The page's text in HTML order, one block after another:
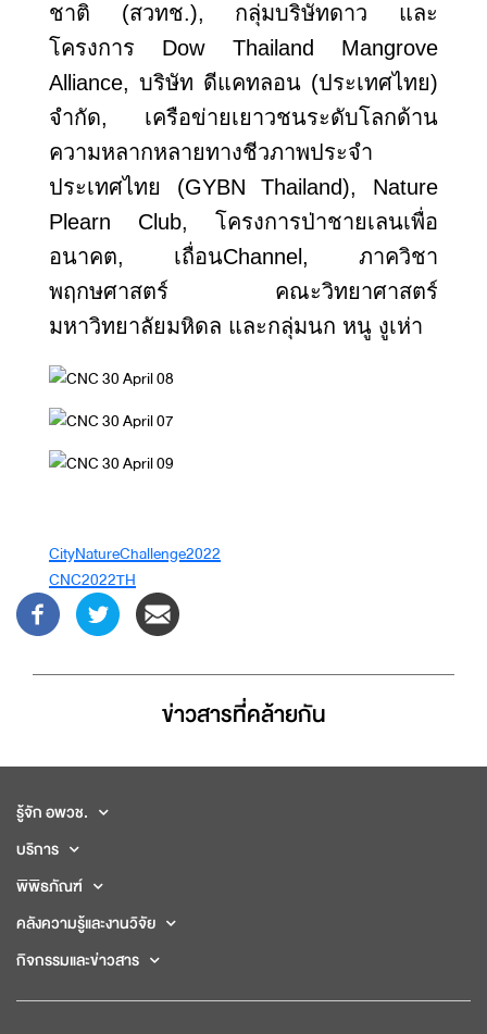
ชาติ (สวทช.), กลุ่มบริษัทดาว และ
โครงการ Dow Thailand Mangrove
Alliance, บริษัท ดีแคทลอน (ประเทศไทย)
จำกัด, เครือข่ายเยาวชนระดับโลกด้าน
ความหลากหลายทางชีวภาพประจำ
ประเทศไทย (GYBN Thailand), Nature
Plearn Club, โครงการป่าชายเลนเพื่อ
อนาคต, เถื่อนChannel, ภาควิชา
พฤกษศาสตร์ คณะวิทยาศาสตร์
มหาวิทยาลัยมหิดล และกลุ่มนก หนู งูเห่า
CityNatureChallenge2022
CNC2022TH
ข่าวสารที่่คล้ายกัน
รู้จัก อพวช.
บริการ
พิพิธภัณฑ์
คลังความรู้และงานวิจัย
กิจกรรมและข่าวสาร